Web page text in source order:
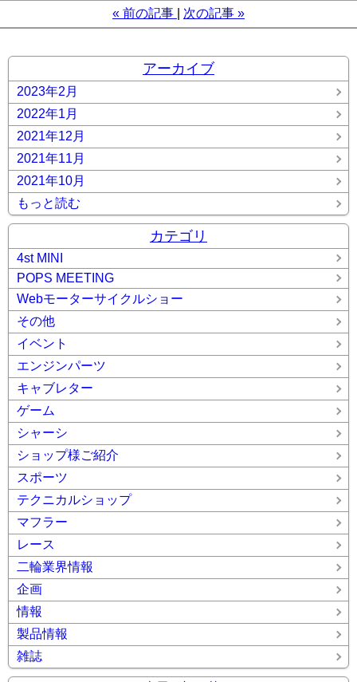
« 前の記事 次の記事 »
アーカイブ
2023年2月
2022年1月
2021年12月
2021年11月
2021年10月
もっと読む
カテゴリ
4st MINI
POPS MEETING
Webモーターサイクルショー
その他
イベント
エンジンパーツ
キャブレター
ゲーム
シャーシ
ショップ様ご紹介
スポーツ
テクニカルショップ
マフラー
レース
二輪業界情報
企画
情報
製品情報
雑誌